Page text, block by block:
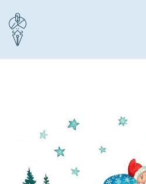
Zum Hauptinhalt springen